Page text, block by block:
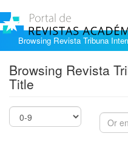
Browsing Revista Tribuna
Browsing Revista
Title